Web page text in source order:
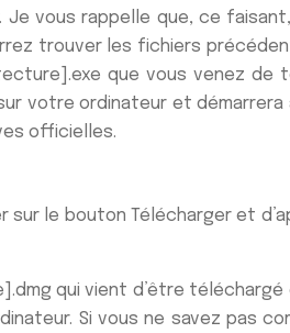
Je vous rappelle que, ce
trouver les fichiers
que vous venez de
votre ordinateur et démarrera
officielles.
le bouton Télécharger et
qui vient d’être téléchargé
Si vous ne savez pas